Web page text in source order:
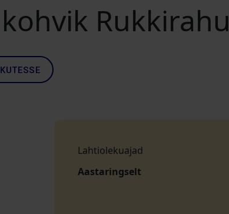
Rukkirahu
Lahtiolekuajad
Aastaringselt